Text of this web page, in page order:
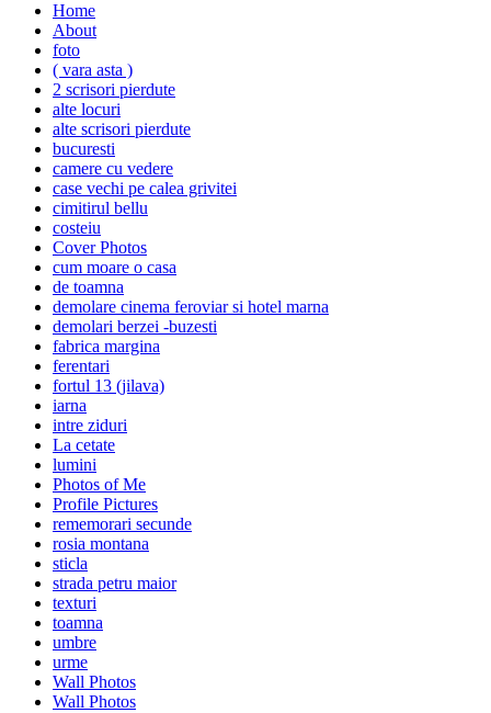
Home
About
foto
( vara asta )
2 scrisori pierdute
alte locuri
alte scrisori pierdute
bucuresti
camere cu vedere
case vechi pe calea grivitei
cimitirul bellu
costeiu
Cover Photos
cum moare o casa
de toamna
demolare cinema feroviar si hotel marna
demolari berzei -buzesti
fabrica margina
ferentari
fortul 13 (jilava)
iarna
intre ziduri
La cetate
lumini
Photos of Me
Profile Pictures
rememorari secunde
rosia montana
sticla
strada petru maior
texturi
toamna
umbre
urme
Wall Photos
Wall Photos